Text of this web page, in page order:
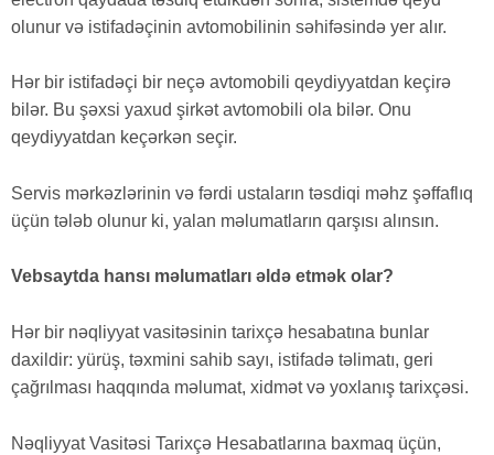
olunur və istifadəçinin avtomobilinin səhifəsində yer alır.
Hər bir istifadəçi bir neçə avtomobili qeydiyyatdan keçirə
bilər. Bu şəxsi yaxud şirkət avtomobili ola bilər. Onu
qeydiyyatdan keçərkən seçir.
Servis mərkəzlərinin və fərdi ustaların təsdiqi məhz şəffaflıq
üçün tələb olunur ki, yalan məlumatların qarşısı alınsın.
Vebsaytda hansı məlumatları əldə etmək olar?
Hər bir nəqliyyat vasitəsinin tarixçə hesabatına bunlar
daxildir: yürüş, təxmini sahib sayı, istifadə təlimatı, geri
çağrılması haqqında məlumat, xidmət və yoxlanış tarixçəsi.
Nəqliyyat Vasitəsi Tarixçə Hesabatlarına baxmaq üçün,